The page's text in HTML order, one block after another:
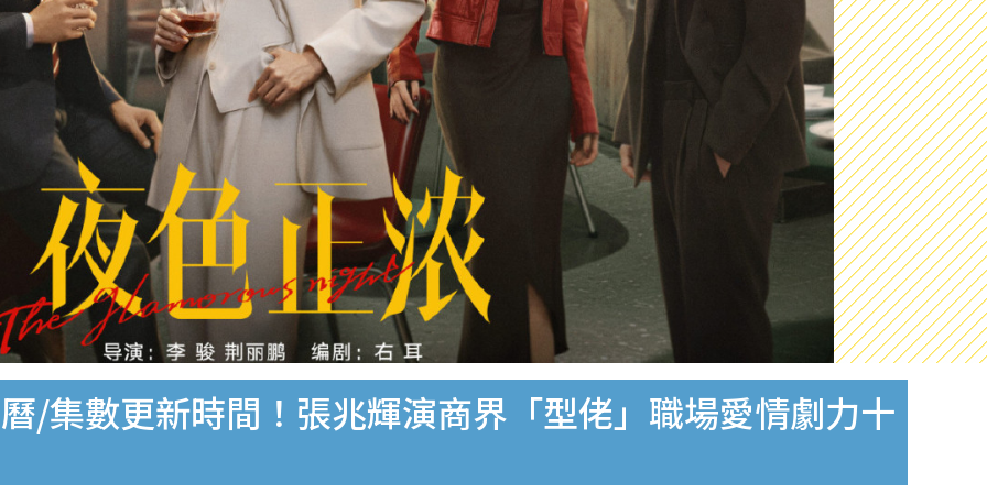
/集數更新時間！張兆輝演商界「型佬」職場愛情劇力十